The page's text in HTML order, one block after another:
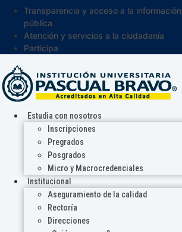
Transparencia y acceso a la información
pública
Atención y servicios a la ciudadanía
Participa
Estudia con nosotros
Inscripciones
Pregrados
Posgrados
Micro y Macrocredenciales
Institucional
Aseguramiento de la calidad
Rectoría
Direcciones